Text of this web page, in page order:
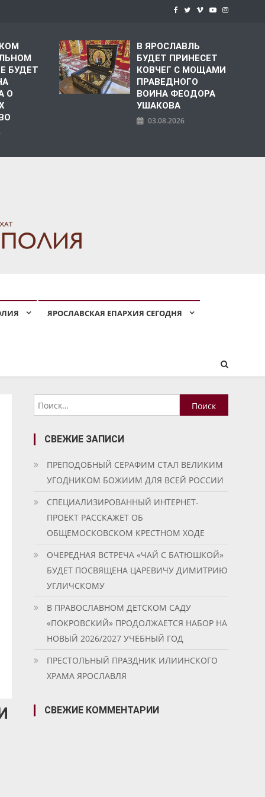
БУДЕТ
О
В ЯРОСЛАВЛЬ
БУДЕТ ПРИНЕСЕТ
КОВЧЕГ С МОЩАМИ
ПРАВЕДНОГО
ВОИНА ФЕОДОРА
УШАКОВА
03.08.2026
ЯРОСЛАВСКАЯ ЕПАРХИЯ СЕГОДНЯ
Найти:
СВЕЖИЕ ЗАПИСИ
ПРЕПОДОБНЫЙ СЕРАФИМ СТАЛ ВЕЛИКИМ
УГОДНИКОМ БОЖИИМ ДЛЯ ВСЕЙ РОССИИ
СПЕЦИАЛИЗИРОВАННЫЙ ИНТЕРНЕТ-
ПРОЕКТ РАССКАЖЕТ ОБ
ОБЩЕМОСКОВСКОМ КРЕСТНОМ ХОДЕ
ОЧЕРЕДНАЯ ВСТРЕЧА «ЧАЙ С БАТЮШКОЙ»
БУДЕТ ПОСВЯЩЕНА ЦАРЕВИЧУ ДИМИТРИЮ
УГЛИЧСКОМУ
В ПРАВОСЛАВНОМ ДЕТСКОМ САДУ
«ПОКРОВСКИЙ» ПРОДОЛЖАЕТСЯ НАБОР НА
НОВЫЙ 2026/2027 УЧЕБНЫЙ ГОД
ПРЕСТОЛЬНЫЙ ПРАЗДНИК ИЛИИНСКОГО
ХРАМА ЯРОСЛАВЛЯ
СВЕЖИЕ КОММЕНТАРИИ